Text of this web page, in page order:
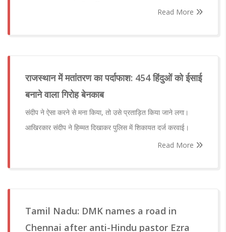
Read More
राजस्थान में मतांतरण का पर्दाफाश: 454 हिंदुओं को ईसाई
बनाने वाला गिरोह बेनकाब
संदीप ने ऐसा करने से मना किया, तो उसे प्रताड़ित किया जाने लगा।
आखिरकार संदीप ने हिम्मत दिखाकर पुलिस में शिकायत दर्ज करवाई।
Read More
Tamil Nadu: DMK names a road in
Chennai after anti-Hindu pastor Ezra